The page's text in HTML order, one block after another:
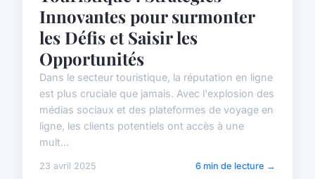
Innovantes pour surmonter
les Défis et Saisir les
Opportunités
Dans le secteur touristique, la réputation en ligne
est plus cruciale que jamais. Avec l'explosion des
médias sociaux et des plateformes de voyage en
ligne, les clients potentiels ont accès à une
mult...
23 avril 2025 6 min de lecture →